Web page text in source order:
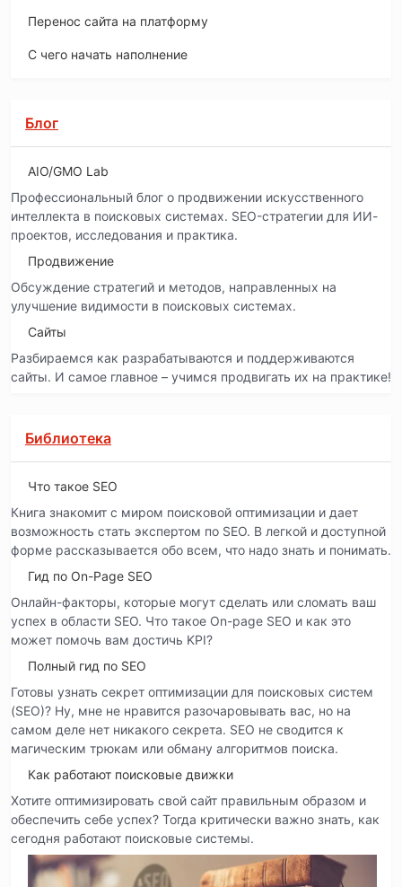
Перенос сайта на платформу
С чего начать наполнение
Блог
AIO/GMO Lab
Профессиональный блог о продвижении искусственного
интеллекта в поисковых системах. SEO-стратегии для ИИ-
проектов, исследования и практика.
Продвижение
Обсуждение стратегий и методов, направленных на
улучшение видимости в поисковых системах.
Сайты
Разбираемся как разрабатываются и поддерживаются
сайты. И самое главное – учимся продвигать их на практике!
Библиотека
Что такое SEO
Книга знакомит с миром поисковой оптимизации и дает
возможность стать экспертом по SEO. В легкой и доступной
форме рассказывается обо всем, что надо знать и понимать.
Гид по On-Page SEO
Онлайн-факторы, которые могут сделать или сломать ваш
успех в области SEO. Что такое On-page SEO и как это
может помочь вам достичь KPI?
Полный гид по SEO
Готовы узнать секрет оптимизации для поисковых систем
(SEO)? Ну, мне не нравится разочаровывать вас, но на
самом деле нет никакого секрета. SEO не сводится к
магическим трюкам или обману алгоритмов поиска.
Как работают поисковые движки
Хотите оптимизировать свой сайт правильным образом и
обеспечить себе успех? Тогда критически важно знать, как
сегодня работают поисковые системы.